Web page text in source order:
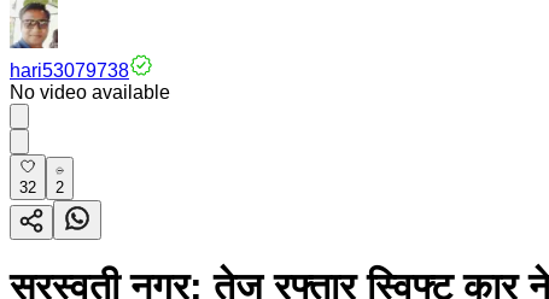
hari53079738
No video available
32 2
सरस्वती नगर: तेज रफ्तार स्विफ्ट कार